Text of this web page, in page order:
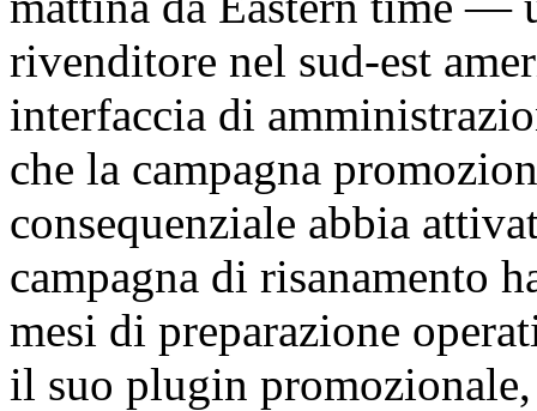
rivenditore nel sud-est
interfaccia di
che la campagna
consequenziale abbia
campagna di risanamento
mesi di preparazione
il suo plugin